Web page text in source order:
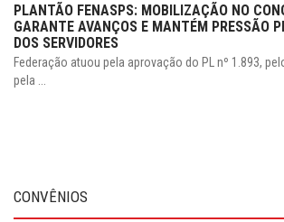
PLANTÃO FENASPS: MOBILIZAÇÃO NO
GARANTE AVANÇOS E MANTÉM PRESSÃO
DOS SERVIDORES
Federação atuou pela aprovação do PL nº 1.893,
pela ...
CONVÊNIOS